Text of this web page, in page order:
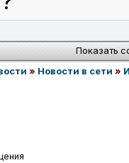
Показать
» Новости в сети »